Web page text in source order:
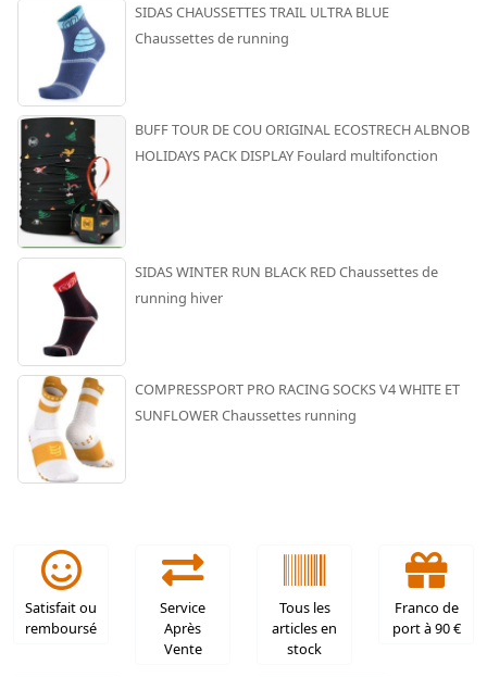
SIDAS CHAUSSETTES TRAIL ULTRA BLUE
Chaussettes de running
BUFF TOUR DE COU ORIGINAL ECOSTRECH ALBNOB
HOLIDAYS PACK DISPLAY Foulard multifonction
SIDAS WINTER RUN BLACK RED Chaussettes de
running hiver
COMPRESSPORT PRO RACING SOCKS V4 WHITE ET
SUNFLOWER Chaussettes running
Satisfait ou
remboursé
Service
Après
Vente
Tous les
articles en
stock
Franco de
port à 90 €